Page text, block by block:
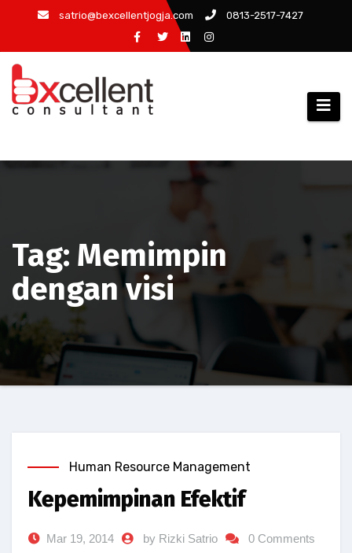
content
satrio@bexcellentjogja.com 0813-2517-7427
Tag: Memimpin
dengan visi
Human Resource Management
Kepemimpinan Efektif
Mar 19, 2014 by Rizki Satrio
0 Comments